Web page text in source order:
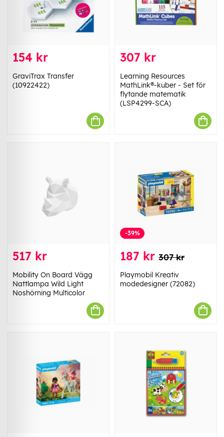
154 kr
GraviTrax Transfer
(10922422)
307 kr
Learning Resources
MathLink®-kuber - Set för
flytande matematik
(LSP4299-SCA)
517 kr
Mobility On Board Vägg
Nattlampa Wild Light
Noshörning Multicolor
-39%
187 kr 307 kr
Playmobil Kreativ
modedesigner (72082)